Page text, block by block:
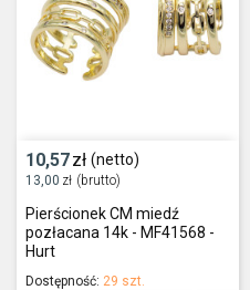
10,57zł (netto)
13,00 zł (brutto)
Pierścionek CM miedź
pozłacana 14k - MF41568 -
Hurt
Dostępność: 29 szt.